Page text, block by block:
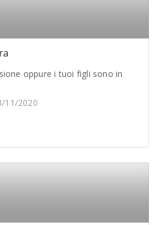
oppure i tuoi figli sono in
11/2020